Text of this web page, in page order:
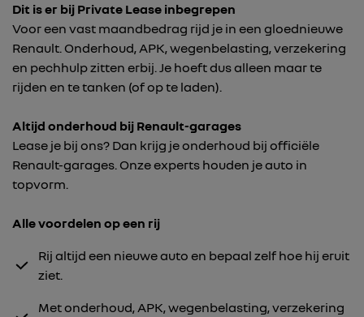
Dit is er bij Private Lease inbegrepen
Voor een vast maandbedrag rijd je in een gloednieuwe
Renault. Onderhoud, APK, wegenbelasting, verzekering
en pechhulp zitten erbij. Je hoeft dus alleen maar te
rijden en te tanken (of op te laden).
Altijd onderhoud bij Renault-garages
Lease je bij ons? Dan krijg je onderhoud bij officiële
Renault-garages. Onze experts houden je auto in
topvorm.
Alle voordelen op een rij
Rij altijd een nieuwe auto en bepaal zelf hoe hij eruit
ziet.
Met onderhoud, APK, wegenbelasting, verzekering